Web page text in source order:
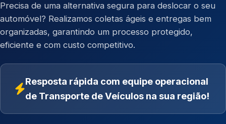
Precisa de uma alternativa segura para deslocar o seu
automóvel? Realizamos coletas ágeis e entregas bem
organizadas, garantindo um processo protegido,
eficiente e com custo competitivo.
Resposta rápida com equipe operacional
de Transporte de Veículos na sua região!